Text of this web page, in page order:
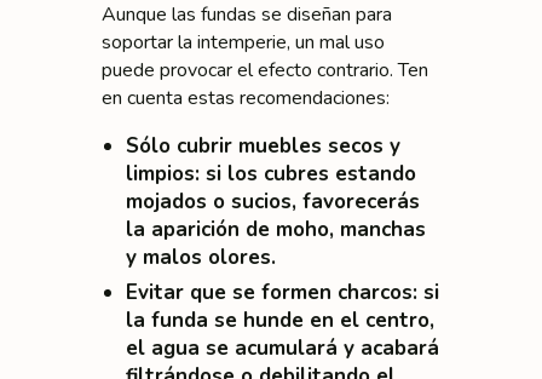
Aunque las fundas se diseñan para
soportar la intemperie, un mal uso
puede provocar el efecto contrario. Ten
en cuenta estas recomendaciones:
Sólo cubrir muebles secos y
limpios: si los cubres estando
mojados o sucios, favorecerás
la aparición de moho, manchas
y malos olores.
Evitar que se formen charcos: si
la funda se hunde en el centro,
el agua se acumulará y acabará